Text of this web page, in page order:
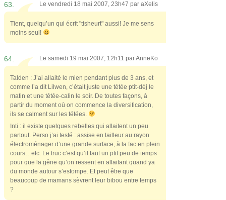
63. Le vendredi 18 mai 2007, 23h47 par aXelis
Tient, quelqu’un qui écrit "tisheurt" aussi! Je me sens
moins seul!
64. Le samedi 19 mai 2007, 12h11 parAnneKo
Talden : J’ai allaité le mien pendant plus de 3 ans, et
comme l’a dit Lilwen, c’était juste une tétée ptit-dèj le
matin et une tétée-calin le soir. De toutes façons, à
partir du moment où on commence la diversification,
ils se calment sur les tétées.
Inti : il existe quelques rebelles qui allaitent un peu
partout. Perso j’ai testé : assise en tailleur au rayon
électroménager d’une grande surface, à la fac en plein
cours…etc. Le truc c’est qu’il faut un ptit peu de temps
pour que la gêne qu’on ressent en allaitant quand ya
du monde autour s’estompe. Et peut être que
beaucoup de mamans sèvrent leur bibou entre temps
?